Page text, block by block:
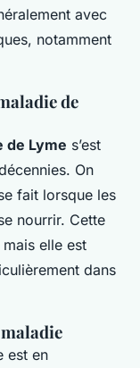
avec
notamment
de
de Lyme s’est
On
fait lorsque les
nourrir. Cette
elle est
dans
est en